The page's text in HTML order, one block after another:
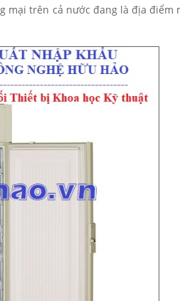
trên cả nước đang là địa điểm